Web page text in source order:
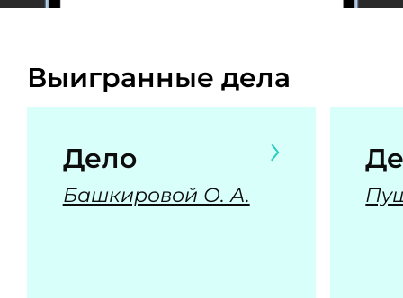
Выигранные дела
Дело
Башкировой О. А.